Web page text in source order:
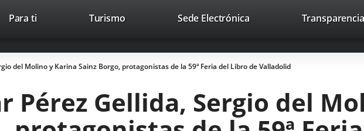
Trabaja con nosotros Contacto avaHeaderSocial
Link
external
Link
external
Link
Para ti TurismoThis
open
in
pop-
up
window.
Sede ElectrónicaLink
application.
Transparencia
del Molino y Karina Sainz Borgo, protagonistas de la 59ª Feria del Libro de Valladolid
Pérez Gellida, Sergio del